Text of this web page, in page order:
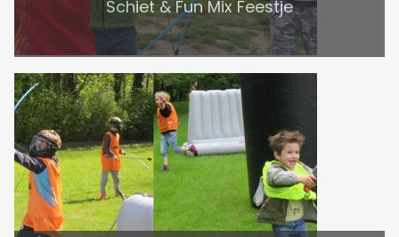
Schiet & Fun Mix Feestje